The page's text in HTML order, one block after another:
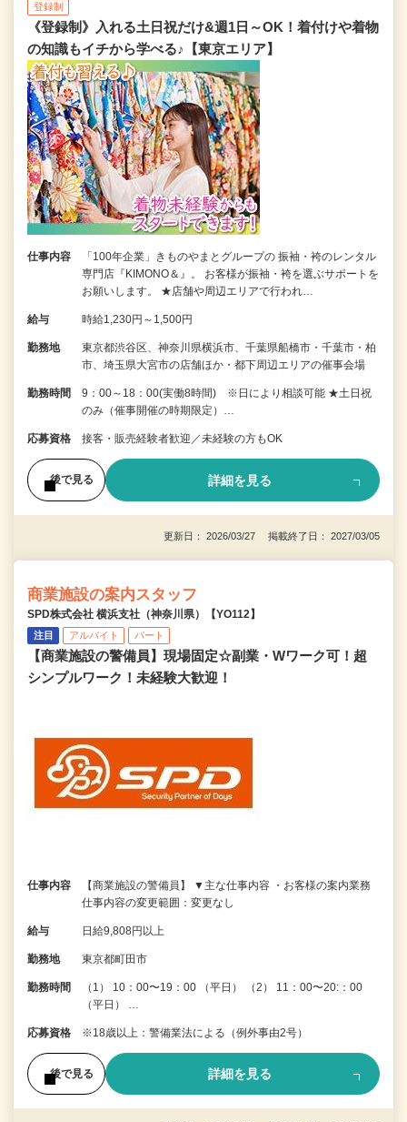
登録制
《登録制》入れる土日祝だけ&週1日～OK！着付けや着物
の知識もイチから学べる♪【東京エリア】
仕事内容
「100年企業」きものやまとグループの 振袖・袴のレンタル
専門店『KIMONO＆』。 お客様が振袖・袴を選ぶサポートを
お願いします。 ★店舗や周辺エリアで行われ…
給与 時給1,230円～1,500円
勤務地
東京都渋谷区、神奈川県横浜市、千葉県船橋市・千葉市・柏
市、埼玉県大宮市の店舗ほか・都下周辺エリアの催事会場
勤務時間
9：00～18：00(実働8時間) ※日により相談可能 ★土日祝
のみ（催事開催の時期限定）…
応募資格 接客・販売経験者歓迎／未経験の方もOK
後で見る 詳細を見る
更新日： 2026/03/27 掲載終了日： 2027/03/05
商業施設の案内スタッフ
SPD株式会社 横浜支社（神奈川県）【YO112】
注目 アルバイト パート
【商業施設の警備員】現場固定☆副業・Wワーク可！超
シンプルワーク！未経験大歓迎！
仕事内容
【商業施設の警備員】 ▼主な仕事内容 ・お客様の案内業務
仕事内容の変更範囲：変更なし
給与 日給9,808円以上
勤務地 東京都町田市
勤務時間
（1） 10：00〜19：00 （平日） （2） 11：00〜20:：00
（平日） …
応募資格 ※18歳以上：警備業法による（例外事由2号）
後で見る 詳細を見る